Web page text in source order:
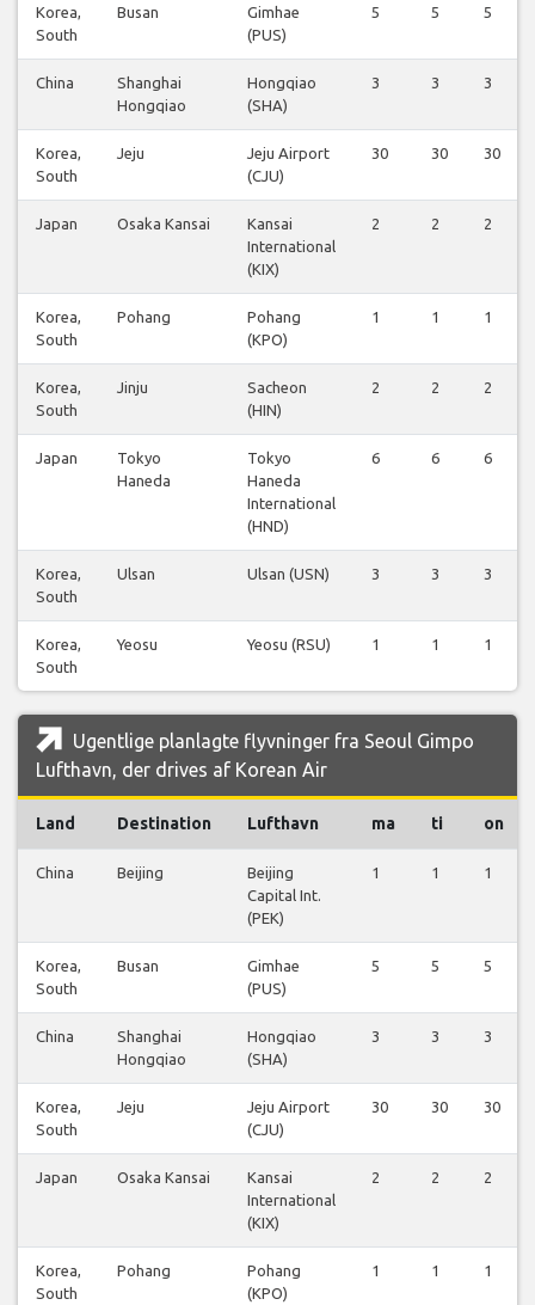
Korea,
South
Busan
Gimhae
(PUS)
5 5 5
China
Shanghai
Hongqiao
Hongqiao
(SHA)
3 3 3
Korea,
South
Jeju
Jeju Airport
(CJU)
30 30 30
Japan Osaka Kansai
Kansai
International
(KIX)
2 2 2
Korea,
South
Pohang
Pohang
(KPO)
1 1 1
Korea,
South
Jinju
Sacheon
(HIN)
2 2 2
Japan
Tokyo
Haneda
Tokyo
Haneda
International
(HND)
6 6 6
Korea,
South
Ulsan Ulsan (USN) 3 3 3
Korea,
South
Yeosu Yeosu (RSU) 1 1 1
Ugentlige planlagte flyvninger fra Seoul Gimpo
Lufthavn, der drives af Korean Air
Land Destination Lufthavn ma ti on
China Beijing
Beijing
Capital Int.
(PEK)
1 1 1
Korea,
South
Busan
Gimhae
(PUS)
5 5 5
China
Shanghai
Hongqiao
Hongqiao
(SHA)
3 3 3
Korea,
South
Jeju
Jeju Airport
(CJU)
30 30 30
Japan Osaka Kansai
Kansai
International
(KIX)
2 2 2
Korea,
South
Pohang
Pohang
(KPO)
1 1 1